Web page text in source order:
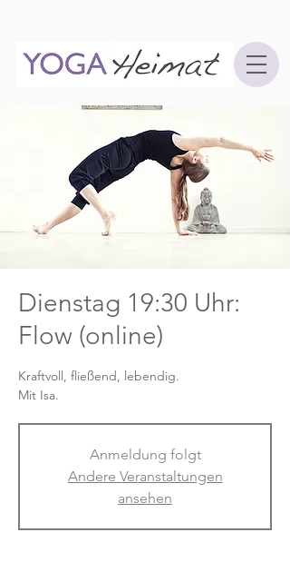
Dienstag 19:30 Uhr:
Flow (online)
Kraftvoll, fließend, lebendig.
Mit Isa.
Anmeldung folgt
Andere Veranstaltungen
ansehen